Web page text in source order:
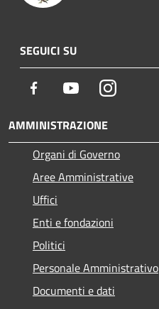
SEGUICI SU
Facebook YoutubeInstagram
AMMINISTRAZIONE
Organi di Governo
Aree Amministrative
Uffici
Enti e fondazioni
Politici
Personale Amministrativo
Documenti e dati